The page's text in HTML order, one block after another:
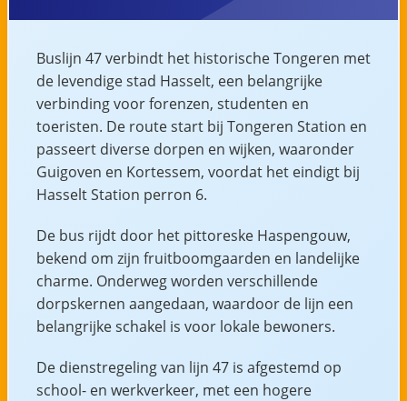
Buslijn 47 verbindt het historische Tongeren met
de levendige stad Hasselt, een belangrijke
verbinding voor forenzen, studenten en
toeristen. De route start bij Tongeren Station en
passeert diverse dorpen en wijken, waaronder
Guigoven en Kortessem, voordat het eindigt bij
Hasselt Station perron 6.
De bus rijdt door het pittoreske Haspengouw,
bekend om zijn fruitboomgaarden en landelijke
charme. Onderweg worden verschillende
dorpskernen aangedaan, waardoor de lijn een
belangrijke schakel is voor lokale bewoners.
De dienstregeling van lijn 47 is afgestemd op
school- en werkverkeer, met een hogere